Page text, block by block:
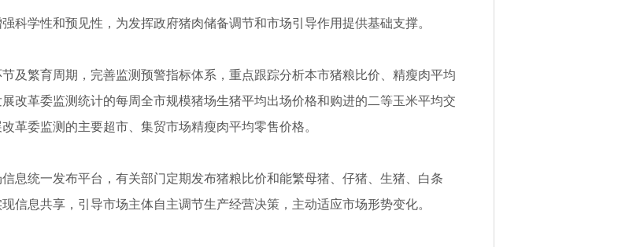
科学性和预见性，为发挥政府猪肉储备调节和市场引导作用提供基础支撑。
及繁育周期，完善监测预警指标体系，重点跟踪分析本市猪粮比价、精瘦肉平均
改革委监测统计的每周全市规模猪场生猪平均出场价格和购进的二等玉米平均交
革委监测的主要超市、集贸市场精瘦肉平均零售价格。
息统一发布平台，有关部门定期发布猪粮比价和能繁母猪、仔猪、生猪、白条
信息共享，引导市场主体自主调节生产经营决策，主动适应市场形势变化。